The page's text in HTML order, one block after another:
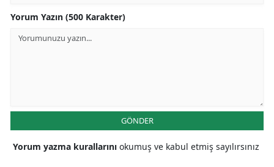
Yorum Yazın (500 Karakter)
GÖNDER
Yorum yazma kurallarını okumuş ve kabul etmiş sayılırsınız